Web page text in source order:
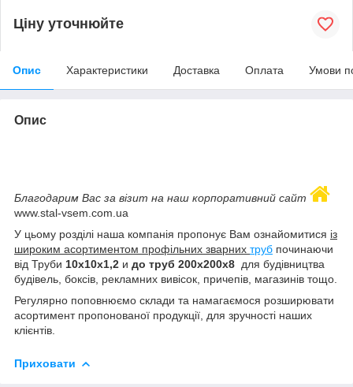
Ціну уточнюйте
Опис Характеристики Доставка Оплата Умови
Опис
Благодарим Вас за візит на наш корпоративний сайт
www.stal-vsem.com.ua
У цьому розділі наша компанія пропонує Вам ознайомитися із
широким асортиментом профільних зварних труб починаючи
від Труби 10х10х1,2 и до труб 200х200х8 для будівництва
будівель, боксів, рекламних вивісок, причепів, магазинів тощо.
Регулярно поповнюємо склади та намагаємося розширювати
асортимент пропонованої продукції, для зручності наших
клієнтів.
Приховати